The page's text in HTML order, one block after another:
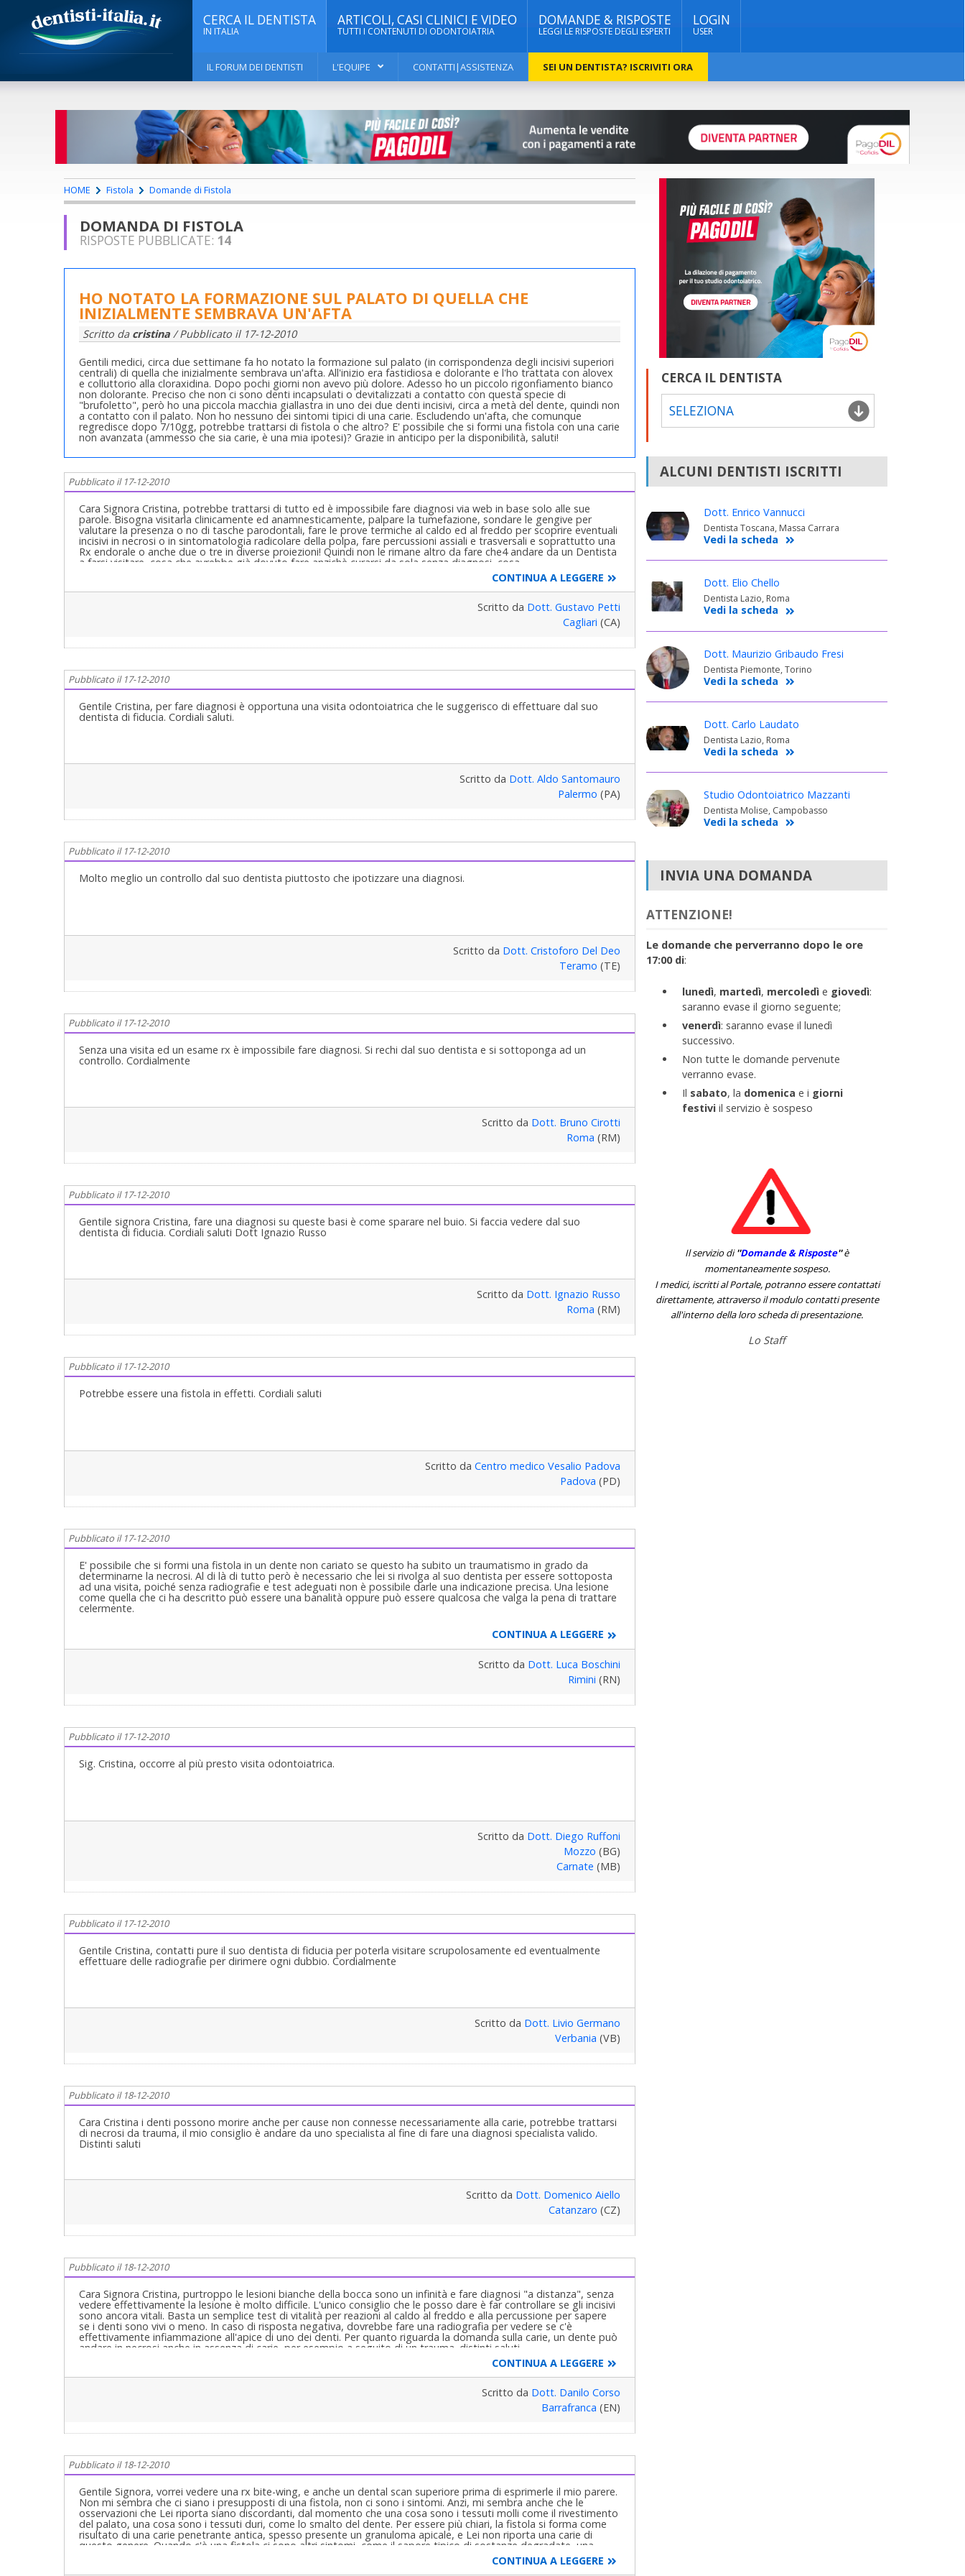
CERCA IL DENTISTA
IN ITALIA
ARTICOLI, CASI CLINICI E VIDEO
TUTTI I CONTENUTI DI ODONTOIATRIA
DOMANDE & RISPOSTE
LEGGI LE RISPOSTE DEGLI ESPERTI
LOGIN
USER
IL FORUM DEI DENTISTI L'EQUIPE CONTATTI|ASSISTENZA SEI UN DENTISTA? ISCRIVITI ORA
HOME Fistola Domande di Fistola
DOMANDA DI FISTOLA
RISPOSTE PUBBLICATE: 14
HO NOTATO LA FORMAZIONE SUL PALATO DI QUELLA CHE
INIZIALMENTE SEMBRAVA UN'AFTA
Scritto da cristina / Pubblicato il 17-12-2010
Gentili medici, circa due settimane fa ho notato la formazione sul palato (in corrispondenza degli incisivi superiori
centrali) di quella che inizialmente sembrava un'afta. All'inizio era fastidiosa e dolorante e l'ho trattata con alovex
e colluttorio alla cloraxidina. Dopo pochi giorni non avevo più dolore. Adesso ho un piccolo rigonfiamento bianco
non dolorante. Preciso che non ci sono denti incapsulati o devitalizzati a contatto con questa specie di
"brufoletto", però ho una piccola macchia giallastra in uno dei due denti incisivi, circa a metà del dente, quindi non
a contatto con il palato. Non ho nessuno dei sintomi tipici di una carie. Escludendo un'afta, che comunque
regredisce dopo 7/10gg, potrebbe trattarsi di fistola o che altro? E' possibile che si formi una fistola con una carie
non avanzata (ammesso che sia carie, è una mia ipotesi)? Grazie in anticipo per la disponibilità, saluti!
Pubblicato il 17-12-2010
Cara Signora Cristina, potrebbe trattarsi di tutto ed è impossibile fare diagnosi via web in base solo alle sue
parole. Bisogna visitarla clinicamente ed anamnesticamente, palpare la tumefazione, sondare le gengive per
valutare la presenza o no di tasche parodontali, fare le prove termiche al caldo ed al freddo per scoprire eventuali
incisivi in necrosi o in sintomatologia radicolare della polpa, fare percussioni assiali e trasversali e soprattutto una
Rx endorale o anche due o tre in diverse proiezioni! Quindi non le rimane altro da fare che4 andare da un Dentista
a farsi visitare, cosa che avrebbe già dovuto fare anzichè curarsi da sola senza diagnosi, cosa
pericolosa!Cordialmente Gustavo Petti, Parodontologia, Implantologia, Gnatologia e Riabilitazione Orale
Completa in Casi Clinici Complessi ed Ortodonzia e Pedodonzia la figlia Claudia Petti, in Cagliari.CONTINUA A LEGGERE
Scritto da Dott. Gustavo Petti
Cagliari (CA)
Pubblicato il 17-12-2010
Gentile Cristina, per fare diagnosi è opportuna una visita odontoiatrica che le suggerisco di effettuare dal suo
dentista di fiducia. Cordiali saluti.
Scritto da Dott. Aldo Santomauro
Palermo (PA)
Pubblicato il 17-12-2010
Molto meglio un controllo dal suo dentista piuttosto che ipotizzare una diagnosi.
Scritto da Dott. Cristoforo Del Deo
Teramo (TE)
Pubblicato il 17-12-2010
Senza una visita ed un esame rx è impossibile fare diagnosi. Si rechi dal suo dentista e si sottoponga ad un
controllo. Cordialmente
Scritto da Dott. Bruno Cirotti
Roma (RM)
Pubblicato il 17-12-2010
Gentile signora Cristina, fare una diagnosi su queste basi è come sparare nel buio. Si faccia vedere dal suo
dentista di fiducia. Cordiali saluti Dott Ignazio Russo
Scritto da Dott. Ignazio Russo
Roma (RM)
Pubblicato il 17-12-2010
Potrebbe essere una fistola in effetti. Cordiali saluti
Scritto da Centro medico Vesalio Padova
Padova (PD)
Pubblicato il 17-12-2010
E' possibile che si formi una fistola in un dente non cariato se questo ha subito un traumatismo in grado da
determinarne la necrosi. Al di là di tutto però è necessario che lei si rivolga al suo dentista per essere sottoposta
ad una visita, poiché senza radiografie e test adeguati non è possibile darle una indicazione precisa. Una lesione
come quella che ci ha descritto può essere una banalità oppure può essere qualcosa che valga la pena di trattare
celermente.
CONTINUA A LEGGERE
Scritto da Dott. Luca Boschini
Rimini (RN)
Pubblicato il 17-12-2010
Sig. Cristina, occorre al più presto visita odontoiatrica.
Scritto da Dott. Diego Ruffoni
Mozzo (BG)
Carnate (MB)
Pubblicato il 17-12-2010
Gentile Cristina, contatti pure il suo dentista di fiducia per poterla visitare scrupolosamente ed eventualmente
effettuare delle radiografie per dirimere ogni dubbio. Cordialmente
Scritto da Dott. Livio Germano
Verbania (VB)
Pubblicato il 18-12-2010
Cara Cristina i denti possono morire anche per cause non connesse necessariamente alla carie, potrebbe trattarsi
di necrosi da trauma, il mio consiglio è andare da uno specialista al fine di fare una diagnosi specialista valido.
Distinti saluti
Scritto da Dott. Domenico Aiello
Catanzaro (CZ)
Pubblicato il 18-12-2010
Cara Signora Cristina, purtroppo le lesioni bianche della bocca sono un infinità e fare diagnosi "a distanza", senza
vedere effettivamente la lesione è molto difficile. L'unico consiglio che le posso dare è far controllare se gli incisivi
sono ancora vitali. Basta un semplice test di vitalità per reazioni al caldo al freddo e alla percussione per sapere
se i denti sono vivi o meno. In caso di risposta negativa, dovrebbe fare una radiografia per vedere se c'è
effettivamente infiammazione all'apice di uno dei denti. Per quanto riguarda la domanda sulla carie, un dente può
andare in necrosi anche in assenza di carie, per esempio a seguito di un trauma. distinti saluti.
CONTINUA A LEGGERE
Scritto da Dott. Danilo Corso
Barrafranca (EN)
Pubblicato il 18-12-2010
Gentile Signora, vorrei vedere una rx bite-wing, e anche un dental scan superiore prima di esprimerle il mio parere.
Non mi sembra che ci siano i presupposti di una fistola, non ci sono i sintomi. Anzi, mi sembra anche che le
osservazioni che Lei riporta siano discordanti, dal momento che una cosa sono i tessuti molli come il rivestimento
del palato, una cosa sono i tessuti duri, come lo smalto del dente. Per essere più chiari, la fistola si forma come
risultato di una carie penetrante antica, spesso presente un granuloma apicale, e Lei non riporta una carie di
questo genere. Quando c'è una fistola ci sono altri sintomi, come il sapore tipico di sostanze degradate, una
neoformazione tonda visibile, arrossamento e tumefazione, e poi i tipici sintomi a carico del dente. E' opportuno
fare quindi -se il fatto non si esaurisce, come è probabile, - una rx come le ho suggerito. Il dental scan serva per
CONTINUA A LEGGERE
CERCA IL DENTISTA
SELEZIONA
ALCUNI DENTISTI ISCRITTI
Dott. Enrico Vannucci
Dentista Toscana, Massa Carrara
Vedi la scheda
Dott. Elio Chello
Dentista Lazio, Roma
Vedi la scheda
Dott. Maurizio Gribaudo Fresi
Dentista Piemonte, Torino
Vedi la scheda
Dott. Carlo Laudato
Dentista Lazio, Roma
Vedi la scheda
Studio Odontoiatrico Mazzanti
Dentista Molise, Campobasso
Vedi la scheda
INVIA UNA DOMANDA
ATTENZIONE!
Le domande che perverranno dopo le ore
17:00 di:
lunedì, martedì, mercoledì e giovedì:
saranno evase il giorno seguente;
venerdì: saranno evase il lunedì
successivo.
Non tutte le domande pervenute
verranno evase.
Il sabato, la domenica e i giorni
festiviil servizio è sospeso
Il servizio di''Domande & Risposte''è
momentaneamente sospeso.
I medici, iscritti al Portale, potranno essere contattati
direttamente, attraverso il modulo contatti presente
all'interno della loro scheda di presentazione.
Lo Staff